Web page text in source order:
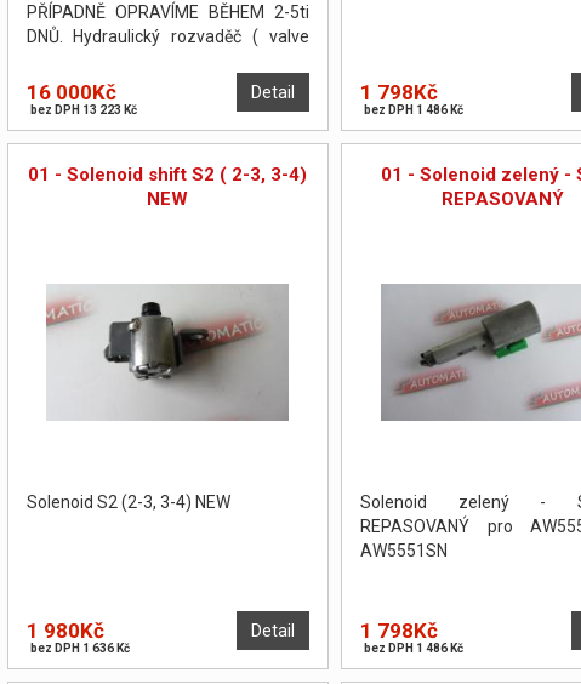
PŘÍPADNĚ OPRAVÍME BĚHEM 2-5ti
DNŮ. Hydraulický rozvaděč ( valve
zkušební stolici Hydratest.
Detail
16 000Kč
bez DPH 13 223 Kč
1 798Kč
bez DPH 1 486 Kč
01 - Solenoid shift S2 ( 2-3, 3-4)
NEW
Solenoid S2 (2-3, 3-4) NEW
Detail
1 980Kč
bez DPH 1 636 Kč
01 - Solenoid zelený -
REPASOVANÝ
Solenoid zelený -
REPASOVANÝ pro
AW5551SN
1 798Kč
bez DPH 1 486 Kč